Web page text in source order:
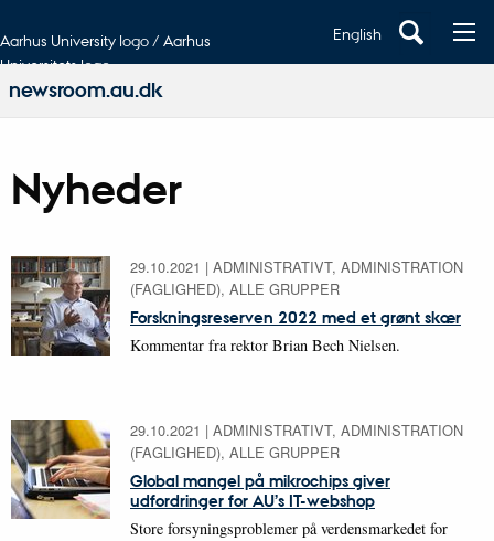
Aarhus University logo / Aarhus
Universitets logo
newsroom.au.dk
English
Nyheder
29.10.2021 | ADMINISTRATIVT, ADMINISTRATION
(FAGLIGHED), ALLE GRUPPER
Forskningsreserven 2022 med et grønt skær
Kommentar fra rektor Brian Bech Nielsen.
29.10.2021 | ADMINISTRATIVT, ADMINISTRATION
(FAGLIGHED), ALLE GRUPPER
Global mangel på mikrochips giver
udfordringer for AU’s IT-webshop
Store forsyningsproblemer på verdensmarkedet for